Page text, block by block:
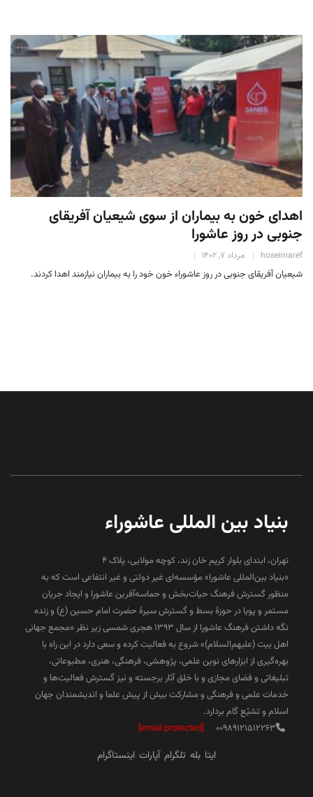
اهدای خون به بیماران از سوی شیعیان آفریقای
جنوبی در روز عاشورا
hoseiniaref مرداد 7, 1402
شیعیان آفریقای جنوبی در روز عاشوراء خون خود را به بیماران نیازمند اهدا کردند.
بنیاد بین المللی عاشوراء
تهران، ابتدای بلوار کریم خان زند، کوچه مولایی، پلاک 4
«بنیاد بین‌المللی عاشورا» مؤسسه‌ای غیر دولتی و غیر انتفاعی است که به
منظور گسترش فرهنگ حیات‌بخش و حماسه‌آفرین عاشورا و ایجاد جریان
مستمر و پویا در حوزۀ بسط و گسترش سیرۀ حضرت امام حسین (ع) و زنده
نگه داشتن فرهنگ عاشورا از سال ۱۳۹۳ هجری شمسی زیر نظر «مجمع جهانی
اهل بیت (علیهم‌السلام)» شروع به فعالیت کرده و سعی دارد در این راه با
بهره‌گیری از ابزارهای نوین علمی، پژوهشی، فرهنگی، هنری، مطبوعاتی،
تبلیغاتی و فضای مجازی و با خلق آثار برجسته و نیز گسترش فعالیت‌ها و
خدمات علمی و فرهنگی و مشارکت بیش از پیش علما و اندیشمندان جهان
اسلام و تشیّع گام بردارد.
00989121512263
[email protected]
ایتا بله تلگرام آپارات اینستاگرام